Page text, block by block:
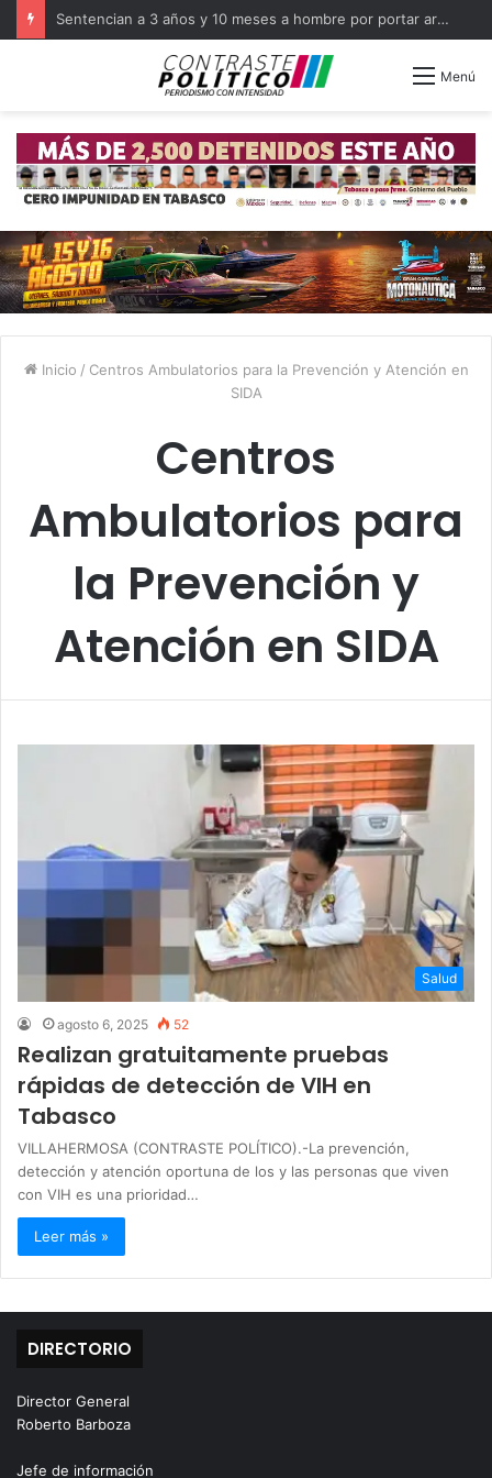
Sentencian a 3 años y 10 meses a hombre por portar arma en Balancán
Menú
Inicio / Centros Ambulatorios para la Prevención y Atención en
SIDA
Centros
Ambulatorios para
la Prevención y
Atención en SIDA
Salud
agosto 6, 2025 52
Realizan gratuitamente pruebas
rápidas de detección de VIH en
Tabasco
VILLAHERMOSA (CONTRASTE POLÍTICO).-La prevención,
detección y atención oportuna de los y las personas que viven
con VIH es una prioridad…
Leer más »
DIRECTORIO
Director General
Roberto Barboza
Jefe de información